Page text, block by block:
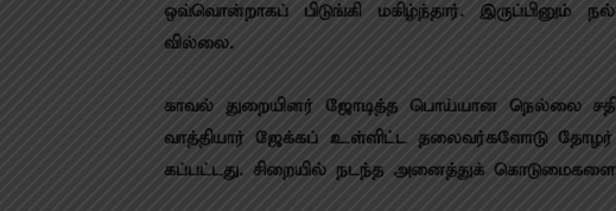
ஒவ்வொன்றாகப் பிடுங்கி மகிழ்ந்​தார். இருப்​பினும்
வில்லை.
காவல் துறை​யினர் ஜோடித்த பொய்யான நெல்லை சதி
வாத்​தி​யார் ஜேக்கப் உள்ளிட்ட தலைவர்​களோடு
கப்​பட்​டது. சிறை​யில் நடந்த அனைத்​துக்